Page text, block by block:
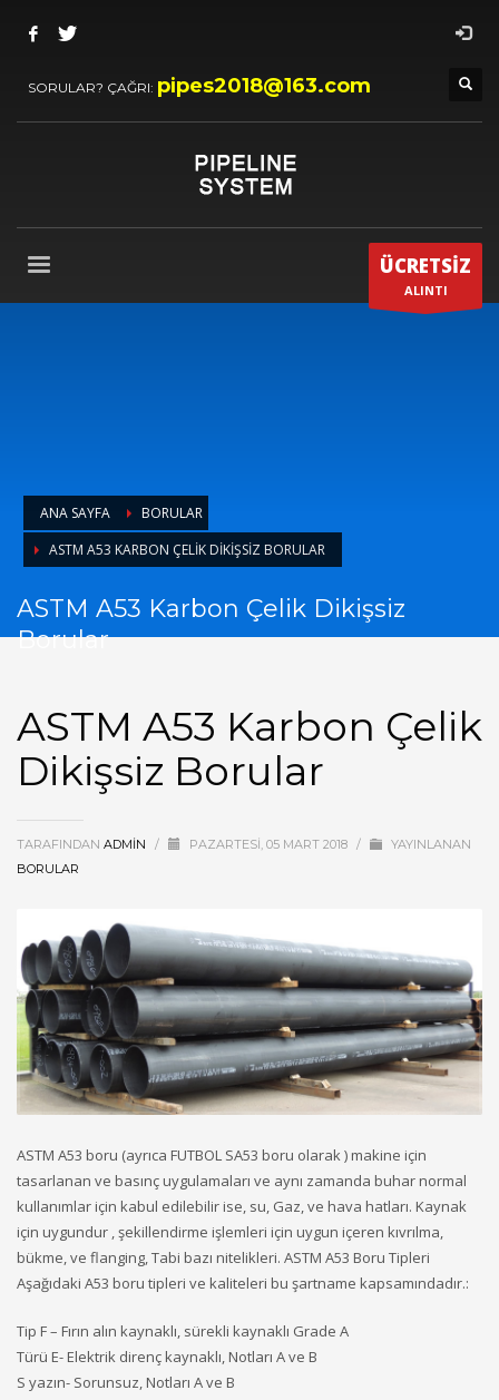
SORULAR? ÇAĞRI: pipes2018@163.com
ÜCRETSİZ
ALINTI
ANA SAYFA
BORULAR
ASTM A53 KARBON ÇELIK DIKIŞSIZ BORULAR
ASTM A53 Karbon Çelik Dikişsiz
Borular
ASTM A53 Karbon Çelik
Dikişsiz Borular
TARAFINDAN ADMIN / PAZARTESI, 05 MART 2018 /
YAYINLANAN
BORULAR
ASTM A53 boru (ayrıca FUTBOL SA53 boru olarak ) makine için
tasarlanan ve basınç uygulamaları ve aynı zamanda buhar normal
kullanımlar için kabul edilebilir ise, su, Gaz, ve hava hatları. Kaynak
için uygundur , şekillendirme işlemleri için uygun içeren kıvrılma,
bükme, ve flanging, Tabi bazı nitelikleri. ASTM A53 Boru Tipleri
Aşağıdaki A53 boru tipleri ve kaliteleri bu şartname kapsamındadır.:
Tip F – Fırın alın kaynaklı, sürekli kaynaklı Grade A
Türü E- Elektrik direnç kaynaklı, Notları A ve B
S yazın- Sorunsuz, Notları A ve B